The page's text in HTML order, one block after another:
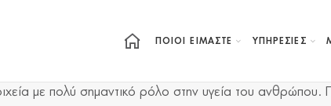
ΠΟΙΟΙ ΕΙΜΑΣΤΕ ΥΠΗΡΕΣΙΕΣ
με πολύ σημαντικό ρόλο στην υγεία του